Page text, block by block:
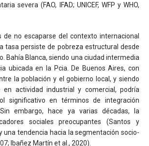
severa (FAO, IFAD; UNICEF, WFP y WHO,
de no escaparse del contexto internacional
tasa persiste de pobreza estructural desde
Bahía Blanca, siendo una ciudad intermedia
ubicada en la Pcia. De Buenos Aires, con
la población y el gobierno local, y siendo
actividad industrial y comercial, podría
significativo en términos de integración
Sin embargo, hace ya varias décadas, la
sociales preocupantes (Santos y
una tendencia hacia la segmentación socio-
Ibañez Martín et al., 2020).